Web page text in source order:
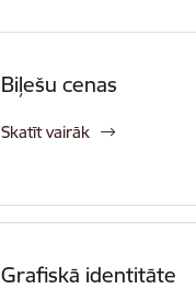
Biļešu cenas
Skatīt vairāk
Grafiskā identitāte